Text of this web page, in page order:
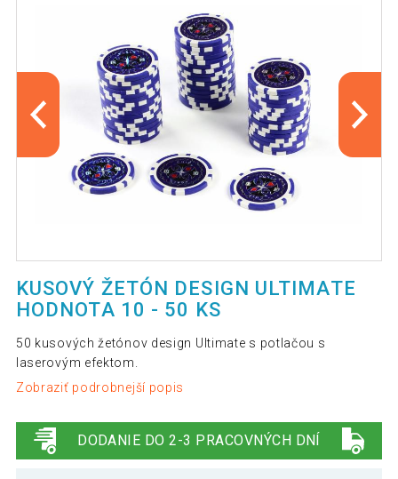
KUSOVÝ ŽETÓN DESIGN ULTIMATE
HODNOTA 10 - 50 KS
50 kusových žetónov design Ultimate s potlačou s
laserovým efektom.
Zobraziť podrobnejší popis
DODANIE DO 2-3 PRACOVNÝCH DNÍ